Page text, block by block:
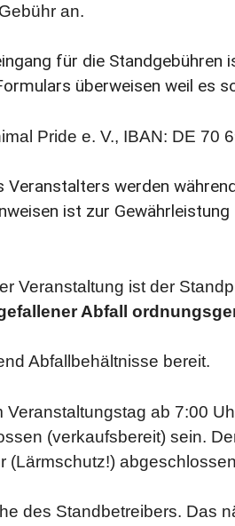
an.
für die
überweisen weil es
Pride e. V., IBAN: DE 70
Veranstalters werden
ist zur
Veranstaltung ist der
Abfall
Abfallbehältnisse bereit.
Veranstaltungstag ab 7:00
(verkaufsbereit) sein.
(Lärmschutz!)
des Standbetreibers. Das